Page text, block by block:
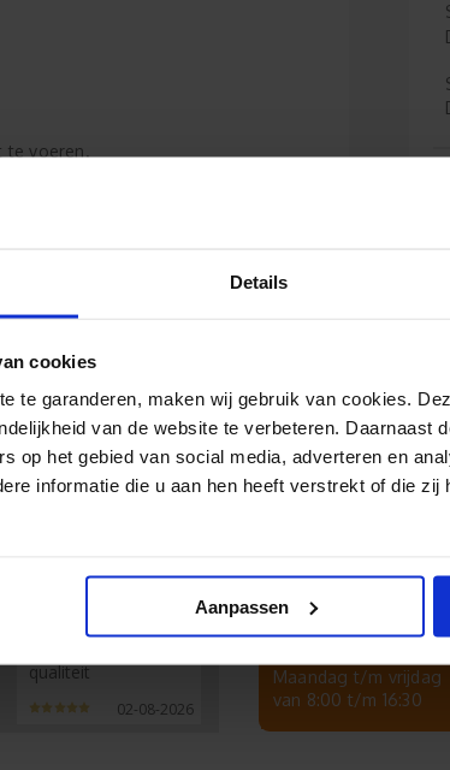
Details
cookies
te garanderen, maken wij gebruik van cookies.
van de website te verbeteren. Daarnaast
op het gebied van social media, adverteren en
informatie die u aan hen heeft verstrekt of die
Aanpassen
te voeren.
Rood
qualiteit
02-08-2026
Wij helpen je graag!
Maandag t/m vrijdag
van 8:00 t/m 16:30